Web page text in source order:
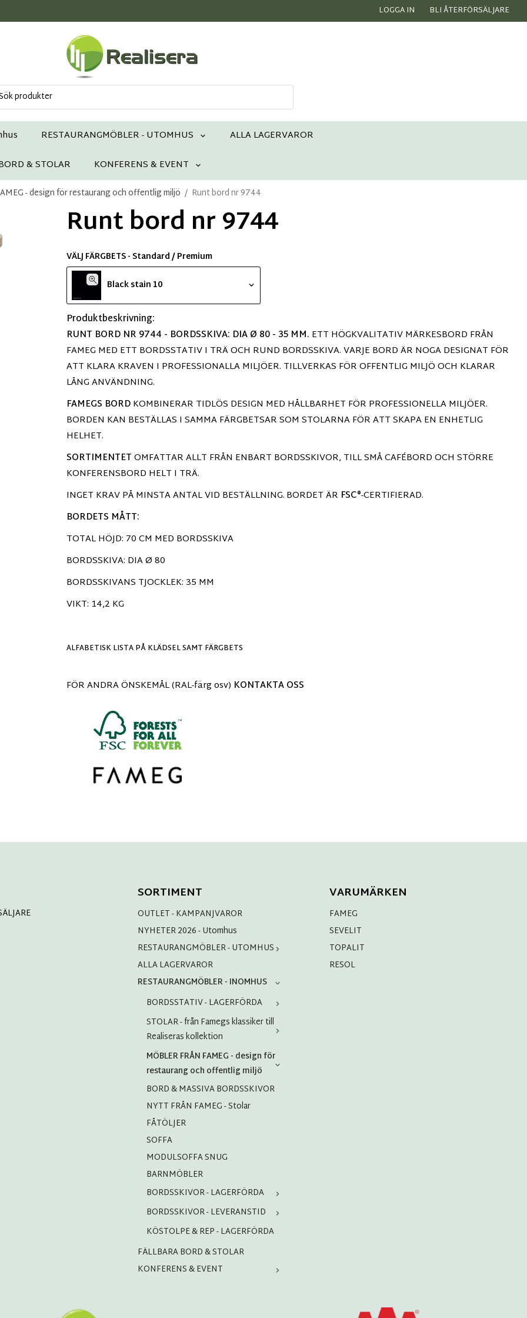
LOGGA IN BLI ÅTERFÖRSÄLJARE
RESTAURANGMÖBLER - UTOMHUS
ALLA LAGERVAROR
& STOLAR KONFERENS & EVENT
- design för restaurang och offentlig miljö / Runt bord nr 9744
Runt bord nr 9744
VÄLJ FÄRGBETS - Standard / Premium
Black stain 10
Produktbeskrivning:
RUNT BORD NR 9744 - BORDSSKIVA: DIA Ø 80 - 35 MM. ETT HÖGKVALITATIV MÄRKESBORD FRÅN
FAMEG MED ETT BORDSSTATIV I TRÄ OCH RUND BORDSSKIVA. VARJE BORD ÄR NOGA DESIGNAT FÖR
ATT KLARA KRAVEN I PROFESSIONALLA MILJÖER. TILLVERKAS FÖR OFFENTLIG MILJÖ OCH KLARAR
LÅNG ANVÄNDNING.
FAMEGS BORDKOMBINERAR TIDLÖS DESIGN MED HÅLLBARHET FÖR PROFESSIONELLA MILJÖER.
BORDEN KAN BESTÄLLAS I SAMMA FÄRGBETSAR SOM STOLARNA FÖR ATT SKAPA EN ENHETLIG
HELHET.
SORTIMENTETOMFATTAR ALLT FRÅN ENBART BORDSSKIVOR, TILL SMÅ CAFÉBORD OCH STÖRRE
KONFERENSBORD HELT I TRÄ.
INGET KRAV PÅ MINSTA ANTAL VID BESTÄLLNING.BORDET ÄR FSC®-CERTIFIERAD.
BORDETS MÅTT:
TOTAL HÖJD: 70 CM MED BORDSSKIVA
BORDSSKIVA: DIA Ø 80
BORDSSKIVANS TJOCKLEK: 35 MM
VIKT: 14,2 KG
ALFABETISK LISTA PÅ KLÄDSEL SAMT FÄRGBETS
FÖR ANDRA ÖNSKEMÅL (RAL-färg osv) KONTAKTA OSS
SORTIMENT
OUTLET - KAMPANJVAROR
NYHETER 2026 - Utomhus
RESTAURANGMÖBLER - UTOMHUS
ALLA LAGERVAROR
RESTAURANGMÖBLER - INOMHUS
BORDSSTATIV - LAGERFÖRDA
STOLAR - från Famegs klassiker till
Realiseras kollektion
MÖBLER FRÅN FAMEG - design för
restaurang och offentlig miljö
BORD & MASSIVA BORDSSKIVOR
NYTT FRÅN FAMEG - Stolar
FÅTÖLJER
SOFFA
MODULSOFFA SNUG
BARNMÖBLER
BORDSSKIVOR - LAGERFÖRDA
BORDSSKIVOR - LEVERANSTID
KÖSTOLPE & REP - LAGERFÖRDA
FÄLLBARA BORD & STOLAR
KONFERENS & EVENT
VARUMÄRKEN
FAMEG
SEVELIT
TOPALIT
RESOL